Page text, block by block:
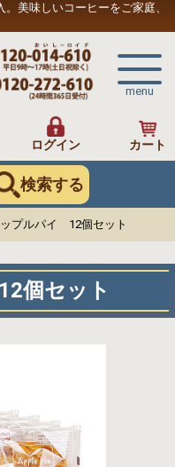
美味しいコーヒーをご家庭、
menu
ログイン カート
検索する
プルパイ 12個セット
個セット